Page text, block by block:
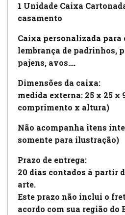
1 Unidade Caixa
casamento
Caixa personalizada para
lembrança de padrinhos,
pajens, avos….
Dimensões da caixa:
medida externa: 25 x 25 x
comprimento x altura)
Não acompanha itens
somente para ilustração)
Prazo de entrega:
20 dias contados à partir
arte.
Este prazo não inclui o
acordo com sua região do